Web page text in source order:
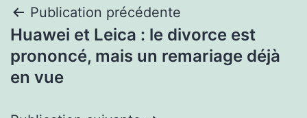
Navigation
de
l’article
Publication précédente
Huawei et Leica : le divorce est
prononcé, mais un remariage déjà
en vue